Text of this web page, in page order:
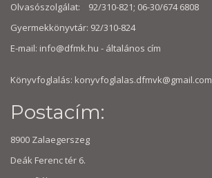
Olvasószolgálat: 92/310-821; 06-30/674 6808
Gyermekkönyvtár: 92/310-824
E-mail: info@dfmk.hu - általános cím
Könyvfoglalás: konyvfoglalas.dfmvk@gmail.com
Postacím:
8900 Zalaegerszeg
Deák Ferenc tér 6.